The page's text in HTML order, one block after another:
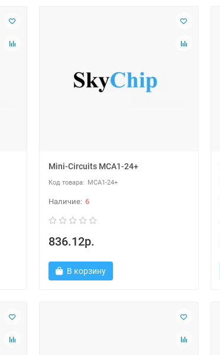
Mini-Circuits MCA1-24+
MCA1-24+
6
836.12р.
В корзину